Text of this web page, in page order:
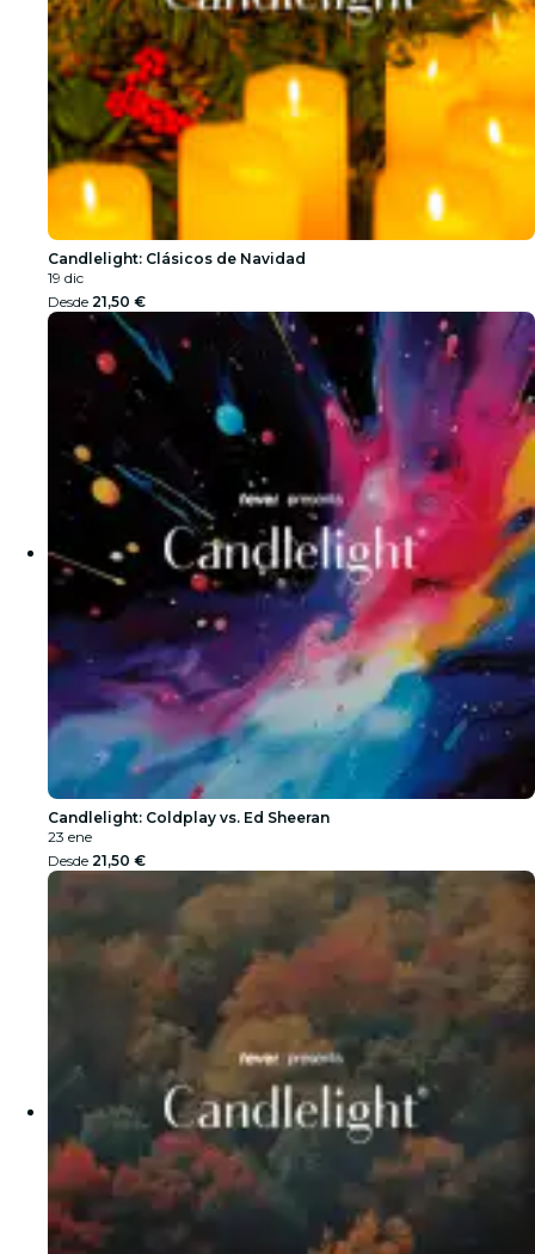
Candlelight: Clásicos de Navidad
19 dic
Desde 21,50 €
Candlelight: Coldplay vs. Ed Sheeran
23 ene
Desde 21,50 €